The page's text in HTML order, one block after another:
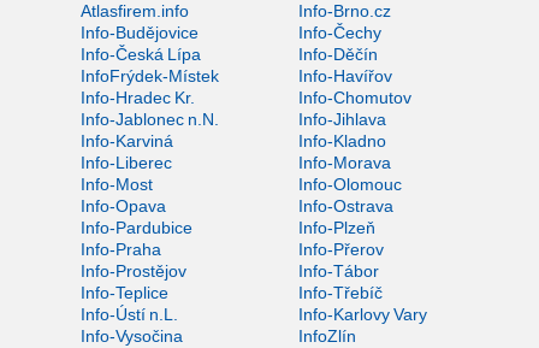
Atlasfirem.info
Info-Brno.cz
Info-Budějovice
Info-Čechy
Info-Česká Lípa
Info-Děčín
InfoFrýdek-Místek
Info-Havířov
Info-Hradec Kr.
Info-Chomutov
Info-Jablonec n.N.
Info-Jihlava
Info-Karviná
Info-Kladno
Info-Liberec
Info-Morava
Info-Most
Info-Olomouc
Info-Opava
Info-Ostrava
Info-Pardubice
Info-Plzeň
Info-Praha
Info-Přerov
Info-Prostějov
Info-Tábor
Info-Teplice
Info-Třebíč
Info-Ústí n.L.
Info-Karlovy Vary
Info-Vysočina
InfoZlín